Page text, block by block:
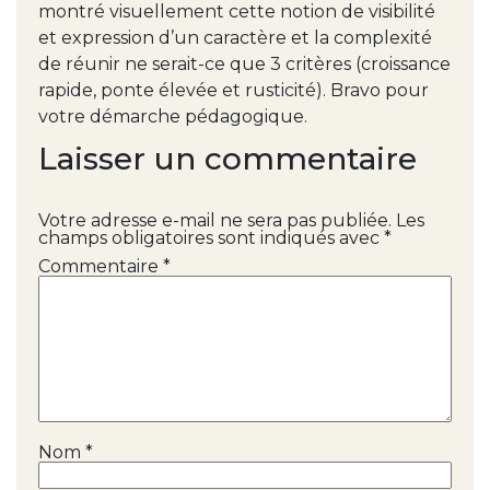
montré visuellement cette notion de visibilité
et expression d’un caractère et la complexité
de réunir ne serait-ce que 3 critères (croissance
rapide, ponte élevée et rusticité). Bravo pour
votre démarche pédagogique.
Laisser un commentaire
Votre adresse e-mail ne sera pas publiée. Les
champs obligatoires sont indiqués avec *
Commentaire *
Nom *